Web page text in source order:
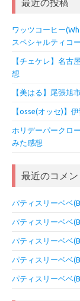
最近の投稿
ワッツコーヒー
スペシャルティコ
【チェケレ】名古
想
【美はる】尾張旭
【osse(オッセ)】
ホリデーパークロ
みた感想
最近のコメン
パティスリーベベ
パティスリーベベ
パティスリーベベ
パティスリーベベ
パティスリーベベ